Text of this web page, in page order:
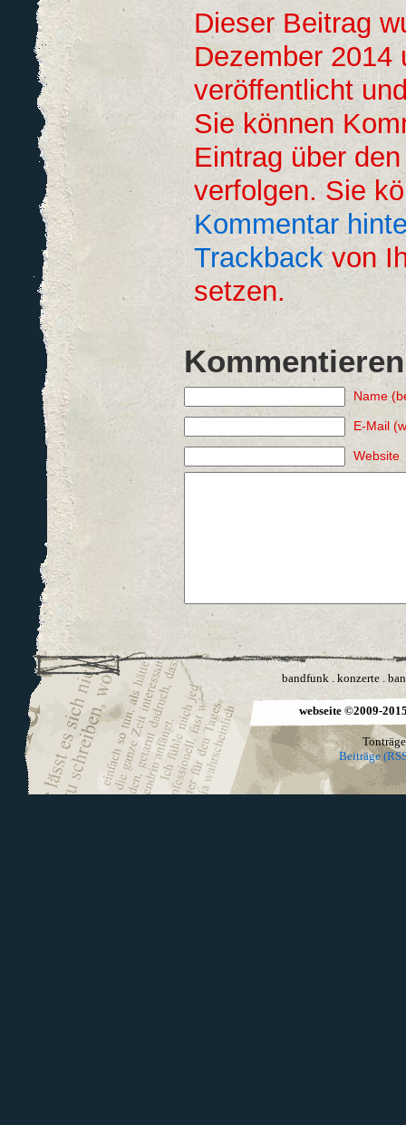
Dieser Beitrag
Dezember 2014
veröffentlicht
Sie können
Eintrag über
verfolgen. Sie
Kommentar
Trackbackvon
setzen.
Kommentieren
Name
E-Mail
Website
bandfunk. konzerte.
webseite ©2009-
Beiträge